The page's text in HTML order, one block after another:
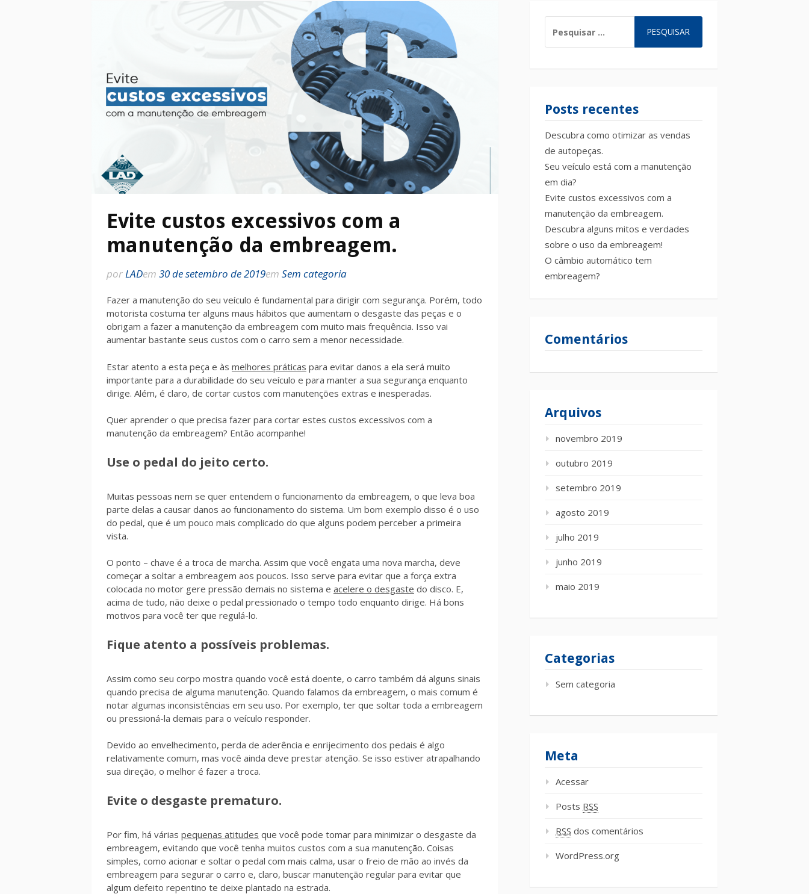
Evite custos excessivos com a
manutenção da embreagem.
porLADem 30 de setembro de 2019em Sem categoria
Fazer a manutenção do seu veículo é fundamental para dirigir com segurança. Porém, todo
motorista costuma ter alguns maus hábitos que aumentam o desgaste das peças e o
obrigam a fazer a manutenção da embreagem com muito mais frequência. Isso vai
aumentar bastante seus custos com o carro sem a menor necessidade.
Estar atento a esta peça e às melhores práticas para evitar danos a ela será muito
importante para a durabilidade do seu veículo e para manter a sua segurança enquanto
dirige. Além, é claro, de cortar custos com manutenções extras e inesperadas.
Quer aprender o que precisa fazer para cortar estes custos excessivos com a
manutenção da embreagem? Então acompanhe!
Use o pedal do jeito certo.
Muitas pessoas nem se quer entendem o funcionamento da embreagem, o que leva boa
parte delas a causar danos ao funcionamento do sistema. Um bom exemplo disso é o uso
do pedal, que é um pouco mais complicado do que alguns podem perceber a primeira
vista.
O ponto – chave é a troca de marcha. Assim que você engata uma nova marcha, deve
começar a soltar a embreagem aos poucos. Isso serve para evitar que a força extra
colocada no motor gere pressão demais no sistema e acelere o desgaste do disco. E,
acima de tudo, não deixe o pedal pressionado o tempo todo enquanto dirige. Há bons
motivos para você ter que regulá-lo.
Fique atento a possíveis problemas.
Assim como seu corpo mostra quando você está doente, o carro também dá alguns sinais
quando precisa de alguma manutenção. Quando falamos da embreagem, o mais comum é
notar algumas inconsistências em seu uso. Por exemplo, ter que soltar toda a embreagem
ou pressioná-la demais para o veículo responder.
Devido ao envelhecimento, perda de aderência e enrijecimento dos pedais é algo
relativamente comum, mas você ainda deve prestar atenção. Se isso estiver atrapalhando
sua direção, o melhor é fazer a troca.
Evite o desgaste prematuro.
Por fim, há várias pequenas atitudes que você pode tomar para minimizar o desgaste da
embreagem, evitando que você tenha muitos custos com a sua manutenção. Coisas
simples, como acionar e soltar o pedal com mais calma, usar o freio de mão ao invés da
embreagem para segurar o carro e, claro, buscar manutenção regular para evitar que
algum defeito repentino te deixe plantado na estrada.
POR:
Posts recentes
Descubra como otimizar as vendas
de autopeças.
Seu veículo está com a manutenção
em dia?
Evite custos excessivos com a
manutenção da embreagem.
Descubra alguns mitos e verdades
sobre o uso da embreagem!
O câmbio automático tem
embreagem?
Comentários
Arquivos
novembro 2019
outubro 2019
setembro 2019
agosto 2019
julho 2019
junho 2019
maio 2019
Categorias
Sem categoria
Meta
Acessar
Posts RSS
RSS dos comentários
WordPress.org